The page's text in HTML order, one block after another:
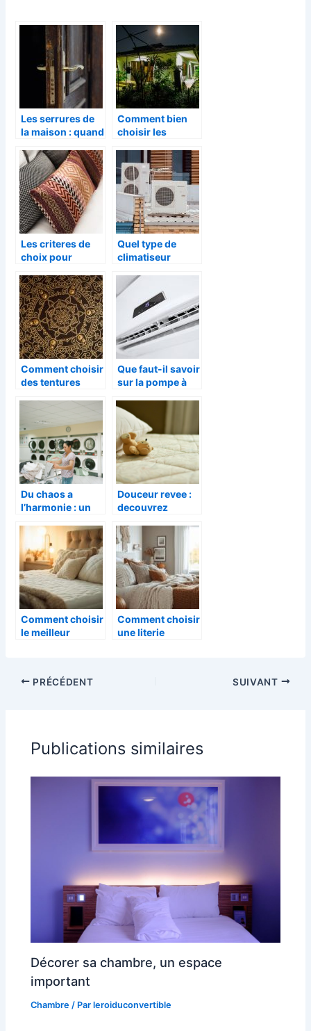
Les serrures de
la maison : quand
il les changer ?
Comment bien
choisir les
extérieures
Les criteres de
choix pour
canape
convertible
Quel type de
climatiseur
installation ?
Comment choisir
des tentures
maison ?
Que faut-il savoir
sur la pompe à
Du chaos a
l’harmonie : un
pour
metamorphoser
votre buanderie
Douceur revee :
decouvrez
une literie
luxueuse
Comment choisir
le meilleur
Comment choisir
une literie
PRÉCÉDENT SUIVANT
Publications similaires
Décorer sa chambre, un espace
important
Chambre / Parleroiduconvertible